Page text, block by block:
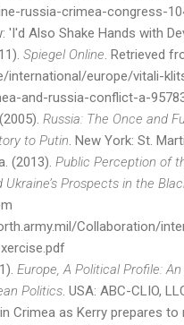
russia-crimea-congress-
'I'd Also Shake Hands with
Spiegel Online. Retrieved
international/europe/vitali-
and-russia-conflict-a-
Russia: The Once and
to Putin. New York: St.
(2013). Public Perception of
Prospects in the
Collaboration/
Europe, A Political Profile:
Politics. USA: ABC-CLIO,
Crimea as Kerry prepares to